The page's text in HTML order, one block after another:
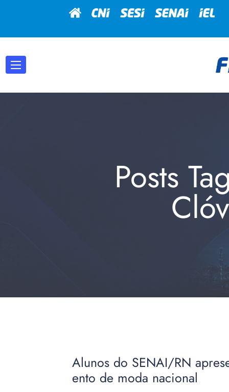
Posts
Alunos do SENAI/RN
ento de moda nacional